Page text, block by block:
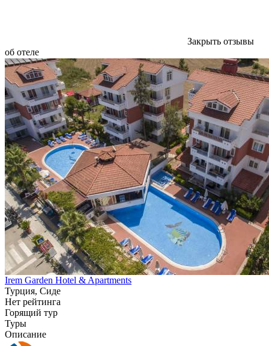
Закрыть отзывы
об отеле
Irem Garden Hotel & Apartments
Турция, Сиде
Нет рейтинга
Горящий тур
Туры
Описание